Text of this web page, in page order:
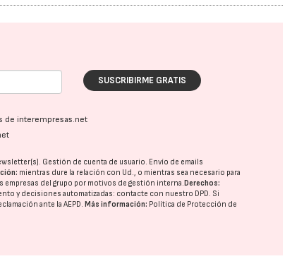
SUSCRIBIRME GRATIS
de interempresas.net
Gestión de cuenta de usuario. Envío de emails
mientras dure la relación con Ud., o mientras sea necesario para
empresas del grupo por motivos de gestión interna.Derechos:
y decisiones automatizadas: contacte con nuestro DPD . Si
ante laAEPD .Más información: Política de Protección de